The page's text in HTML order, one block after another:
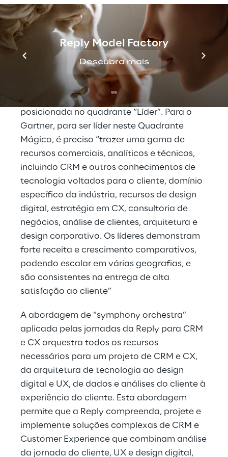
Reply Model Factory
Descubra mais
vendas, atendimento ao cliente e operações
de marketing, e se concentram nas
interações com os clientes, incluindo a
habilitação de transações comerciais.”
Seguindo a avaliação do Gartner com 17
provedores de serviços de implementação
de CRM e CX em todo o mundo, a Reply foi
posicionada no quadrante “Líder”. Para o
Gartner, para ser líder neste Quadrante
Mágico, é preciso “trazer uma gama de
recursos comerciais, analíticos e técnicos,
incluindo CRM e outros conhecimentos de
tecnologia voltados para o cliente, domínio
específico da indústria, recursos de design
digital, estratégia em CX, consultoria de
negócios, análise de clientes, arquitetura e
design corporativo. Os líderes demonstram
forte receita e crescimento comparativos,
podendo escalar em várias geografias, e
são consistentes na entrega de alta
satisfação ao cliente”
A abordagem de “symphony orchestra”
aplicada pelas jornadas da Reply para CRM
e CX orquestra todos os recursos
necessários para um projeto de CRM e CX,
da arquitetura de tecnologia ao design
digital e UX, de dados e análises do cliente à
experiência do cliente. Esta abordagem
permite que a Reply compreenda, projete e
implemente soluções complexas de CRM e
Customer Experience que combinam análise
da jornada do cliente, UX e design digital,